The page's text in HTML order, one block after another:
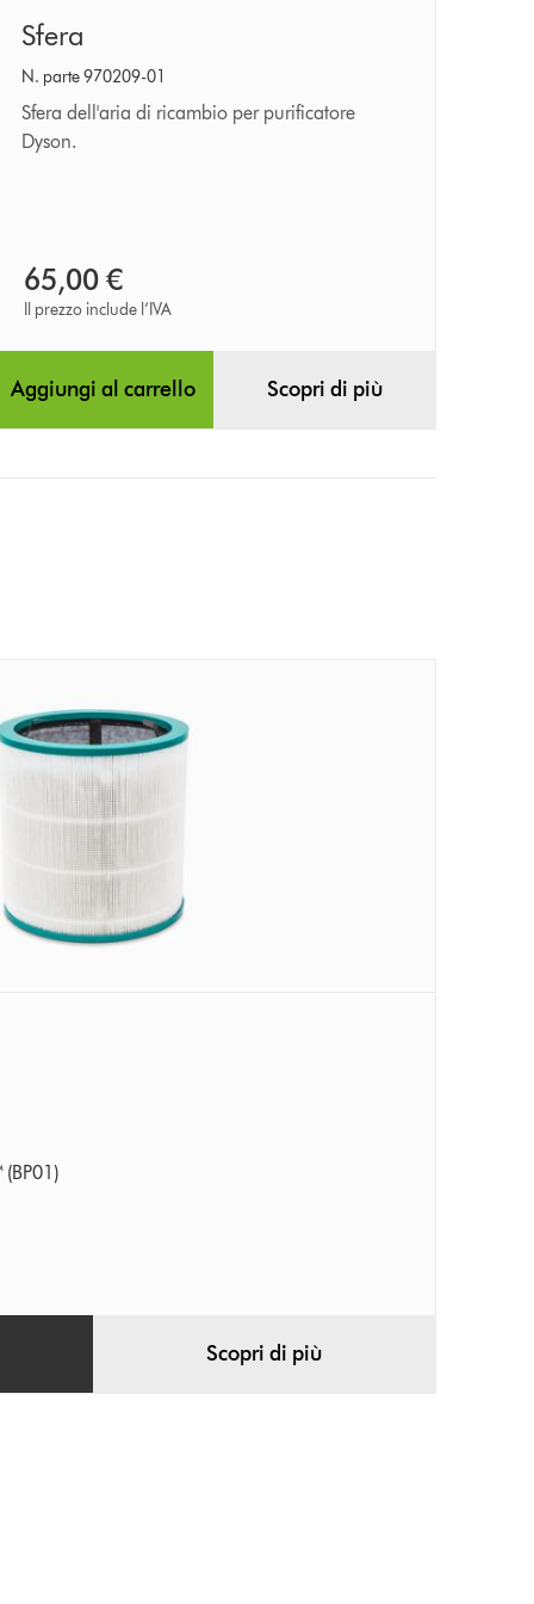
Sfera
Sfera
N. parte 970209-01
Sfera dell'aria di ricambio per purificatore
Dyson.
65,00 €
Il prezzo include l’IVA
Aggiungi al carrello Scopri di più
Scopri di più